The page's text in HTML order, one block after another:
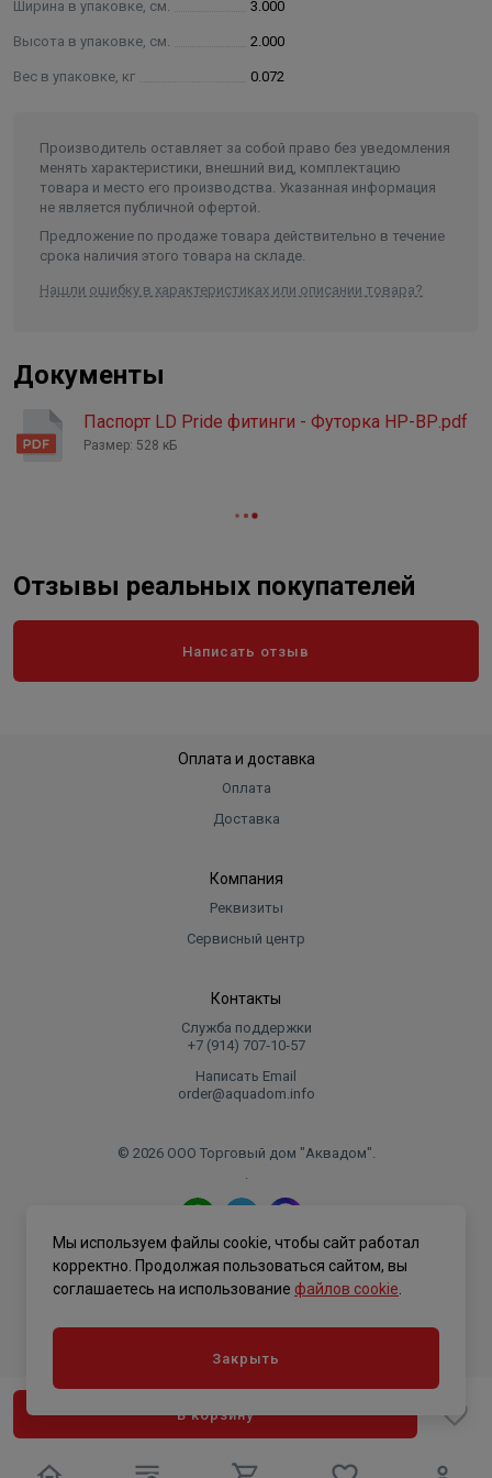
В корзину
Ширина в упаковке, см. 3.000
Высота в упаковке, см. 2.000
Вес в упаковке, кг 0.072
Производитель оставляет за собой право без уведомления
менять характеристики, внешний вид, комплектацию
товара и место его производства. Указанная информация
не является публичной офертой.
Предложение по продаже товара действительно в течение
срока наличия этого товара на складе.
Нашли ошибку в характеристиках или описании товара?
Документы
Паспорт LD Pride фитинги - Футорка НР-ВР.pdf
Размер: 528 кБ
Отзывы реальных покупателей
Написать отзыв
Оплата и доставка
Оплата
Доставка
Компания
Реквизиты
Сервисный центр
Контакты
Служба поддержки
+7 (914) 707‑10‑57
Написать Email
order@aquadom.info
© 2026 ООО Торговый дом "Аквадом".
.
Политика конфиденциальности
Мы используем файлы cookie, чтобы сайт работал
корректно. Продолжая пользоваться сайтом, вы
соглашаетесь на использование файлов cookie
Закрыть